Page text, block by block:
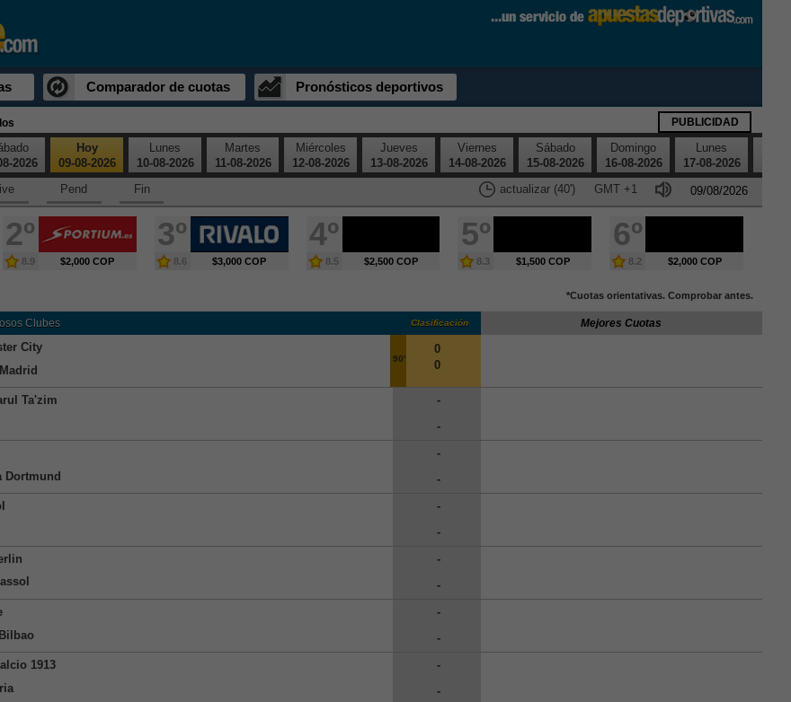
Comparador de cuotas Pronósticos deportivos
PUBLICIDAD
2026
Hoy
09-08-2026
Lunes
10-08-2026
Martes
11-08-2026
Miércoles
12-08-2026
Jueves
13-08-2026
Viernes
14-08-2026
Sábado
15-08-2026
Domingo
16-08-2026
Lunes
17-08-2026
Pend Fin GMT +1
actualizar (39')
2º
8.9 $2,000 COP
3º
8.6 $3,000 COP
4º
8.5 $2,500 COP
5º
8.3 $1,500 COP
6º
8.2 $2,000 COP
*Cuotas orientativas. Comprobar antes.
Clubes Mejores Cuotas
Clasificación
City
90'
0
0
Ta'zim
-
-
Dortmund
-
-
-
-
-
-
-
-
1913
-
-